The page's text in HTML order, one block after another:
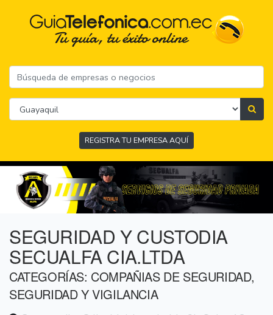
REGISTRA TU EMPRESA AQUÍ
SEGURIDAD Y CUSTODIA
SECUALFA CIA.LTDA
CATEGORÍAS: COMPAÑIAS DE SEGURIDAD,
SEGURIDAD Y VIGILANCIA